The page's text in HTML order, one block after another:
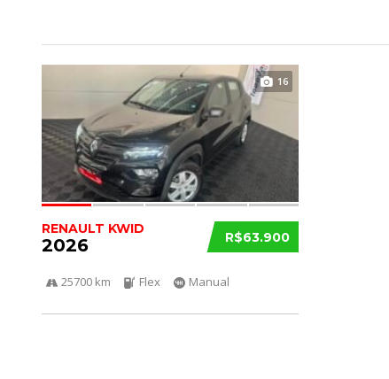
16
R$63.900
RENAULT KWID
2026
25700 km Flex Manual